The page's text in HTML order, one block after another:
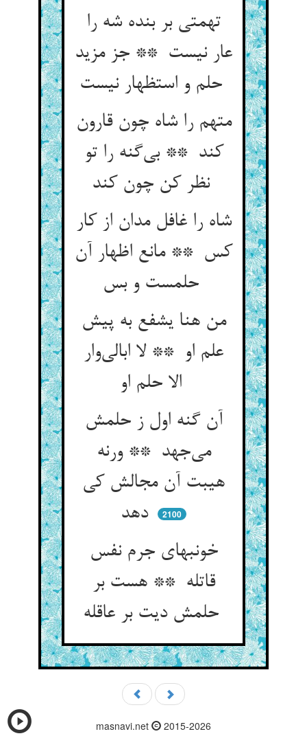
تهمتی بر بنده شه را
عار نیست ** جز مزید
متهم را شاه چون قارون
کند ** بی‌گنه را تو
نظر کن چون کند
شاه را غافل مدان از کار
کس ** مانع اظهار آن
من هنا یشفع به پیش
علم او ** لا ابالی‌وار
آن گنه اول ز حلمش
می‌جهد ** ورنه
هیبت آن مجالش کی
دهد
2100
خونبهای جرم نفس
قاتله ** هست بر
masnavi.net 2015-2026